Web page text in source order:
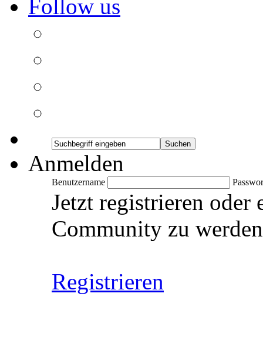
Follow us
Anmelden
Benutzername
Jetzt registrieren
Community zu
Registrieren